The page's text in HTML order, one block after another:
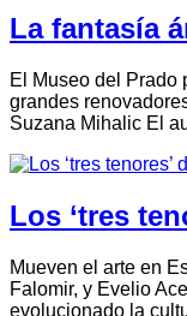
La fantasía
El Museo del Prado
grandes
Suzana Mihalic El
Los ‘tres
Mueven el arte en
Falomir, y Evelio
evolucionado la